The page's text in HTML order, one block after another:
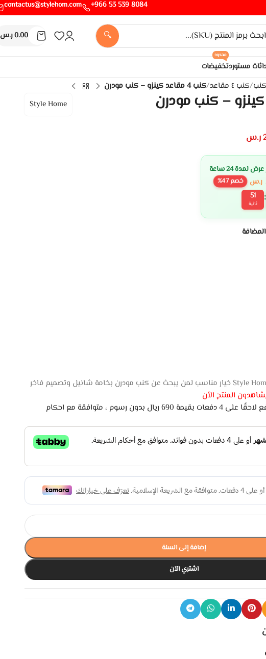
8084 539 53 966+
contactus@stylehom.com
🔍
0.00ر.س
اثاث مستوردتخفيضات
محدود
/كنب ٤ مقاعد /كنب 4 مقاعد كينزو – كنب مودرن
Style Home
ر.س
لمدة 24 ساعة
ر.س خصم47
%
:
51
ثانية
المنتج الأن
اشتري الان وادفع لاحقًا على 4 دفعات بقيمة 690 ريال بدون رسوم ، متوافقة مع احكام
إضافة إلى السلة
اشتري الآن